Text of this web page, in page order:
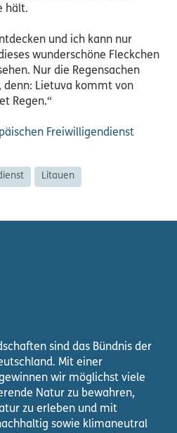
hält.
und ich kann nur
wunderschöne Fleckchen
Nur die Regensachen
denn: Lietuva kommt von
Regen.“
Freiwilligendienst
Litauen
sind das Bündnis der
Mit einer
wir möglichst viele
Natur zu bewahren,
zu erleben und mit
sowie klimaneutral